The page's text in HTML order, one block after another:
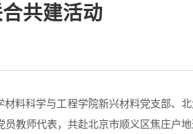
共建活动
料科学与工程学院新兴材料党支部、
教师代表，共赴北京市顺义区焦庄户